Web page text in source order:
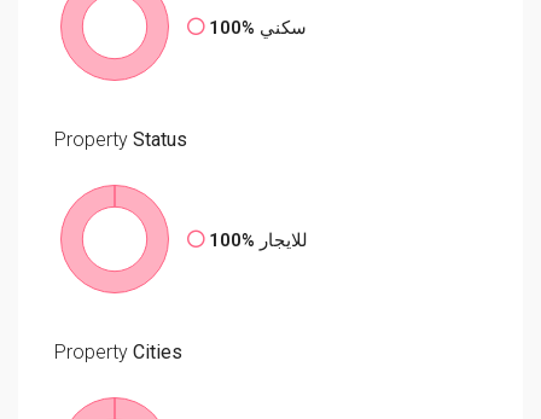
100% سكني
Property Status
100% للايجار
Property Cities